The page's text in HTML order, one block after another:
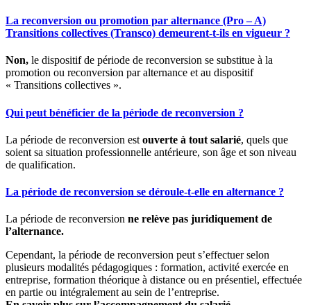
La reconversion ou promotion par alternance (Pro – A)
Transitions collectives (Transco) demeurent-t-ils en vigueur ?
Non, le dispositif de période de reconversion se substitue à la
promotion ou reconversion par alternance et au dispositif
« Transitions collectives ».
Qui peut bénéficier de la période de reconversion ?
La période de reconversion est ouverte à tout salarié, quels que
soient sa situation professionnelle antérieure, son âge et son niveau
de qualification.
La période de reconversion se déroule-t-elle en alternance ?
La période de reconversion ne relève pas juridiquement de
l’alternance.
Cependant, la période de reconversion peut s’effectuer selon
plusieurs modalités pédagogiques : formation, activité exercée en
entreprise, formation théorique à distance ou en présentiel, effectuée
en partie ou intégralement au sein de l’entreprise.